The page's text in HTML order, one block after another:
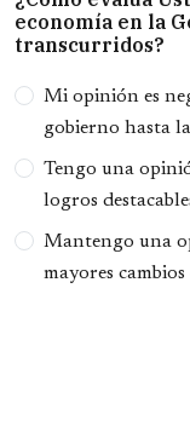
economía en la
transcurridos?
Opciones
Mi opinión es
gobierno hasta
Tengo una
logros
Mantengo una
mayores